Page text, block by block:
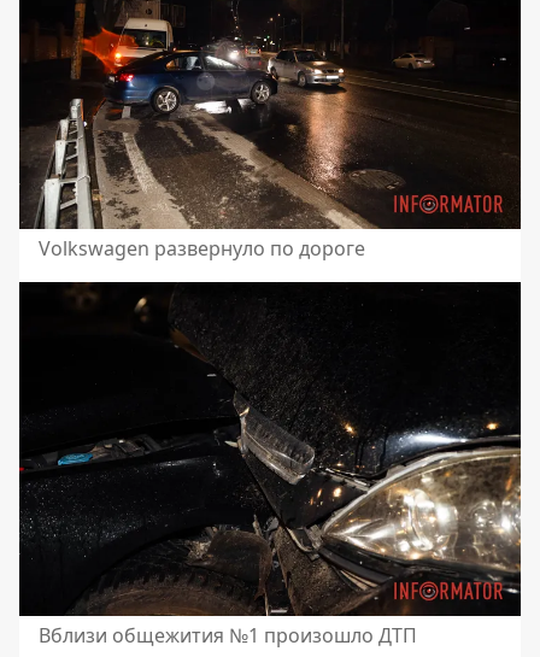
Volkswagen развернуло по дороге
Вблизи общежития №1 произошло ДТП